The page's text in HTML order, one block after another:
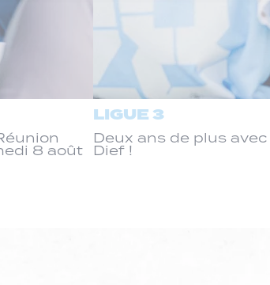
8 août
LIGUE 3
Deux ans de plus
Dief !